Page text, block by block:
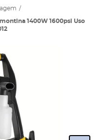
1400W 1600psi Uso